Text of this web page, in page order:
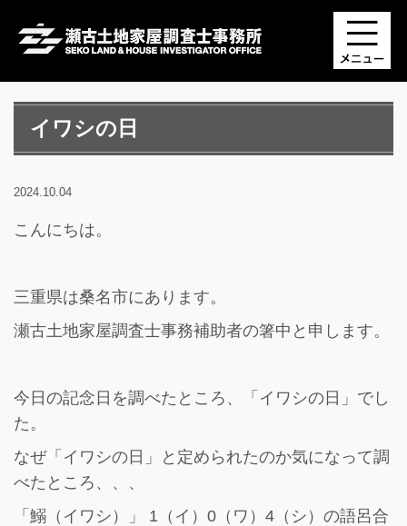
イワシの日
2024.10.04
こんにちは。
三重県は桑名市にあります。
瀬古土地家屋調査士事務補助者の箸中と申します。
今日の記念日を調べたところ、「イワシの日」でし
た。
なぜ「イワシの日」と定められたのか気になって調
べたところ、、、
「鰯（イワシ）」 1（イ）0（ワ）4（シ）の語呂合